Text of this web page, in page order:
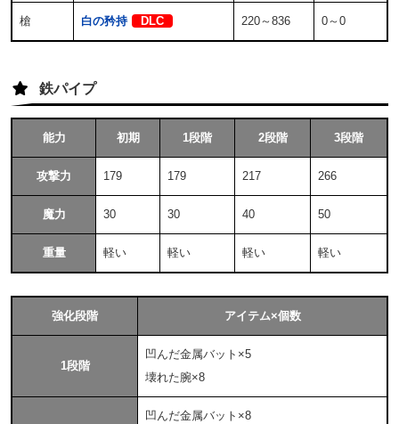
槍 白の矜持 DLC 220～836 0～0
鉄パイプ
能力 初期 1段階 2段階 3段階
攻撃力 179 179 217 266
魔力 30 30 40 50
重量 軽い 軽い 軽い 軽い
強化段階 アイテム×個数
1段階
凹んだ金属バット×5
壊れた腕×8
凹んだ金属バット×8